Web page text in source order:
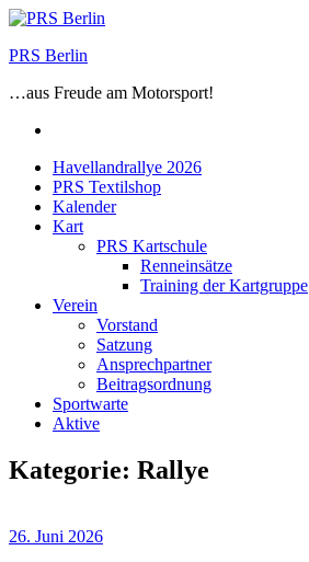
Zum
springen
PRS Berlin
…aus Freude am Motorsport!
Havellandrallye 2026
PRS Textilshop
Kalender
Kart
PRS Kartschule
Renneinsätze
Training der Kartgruppe
Verein
Vorstand
Satzung
Ansprechpartner
Beitragsordnung
Sportwarte
Aktive
Kategorie: Rallye
26. Juni 2026